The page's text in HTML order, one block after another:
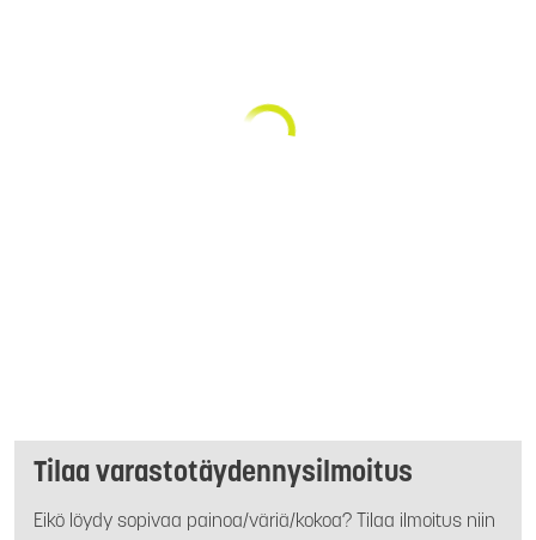
Tilaa varastotäydennysilmoitus
Eikö löydy sopivaa painoa/väriä/kokoa? Tilaa ilmoitus niin